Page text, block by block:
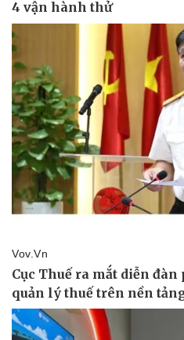
Thể thao
Bóng đá
eSports
Hậu trường